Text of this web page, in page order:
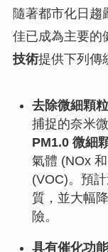
隨著都市化日趨
佳已成為主要的
技術提供下列傳
去除微細顆
捕捉的奈米
PM1.0 微細
氣體 (NOx
(VOC)。預
質，並大幅
險。
具有催化功